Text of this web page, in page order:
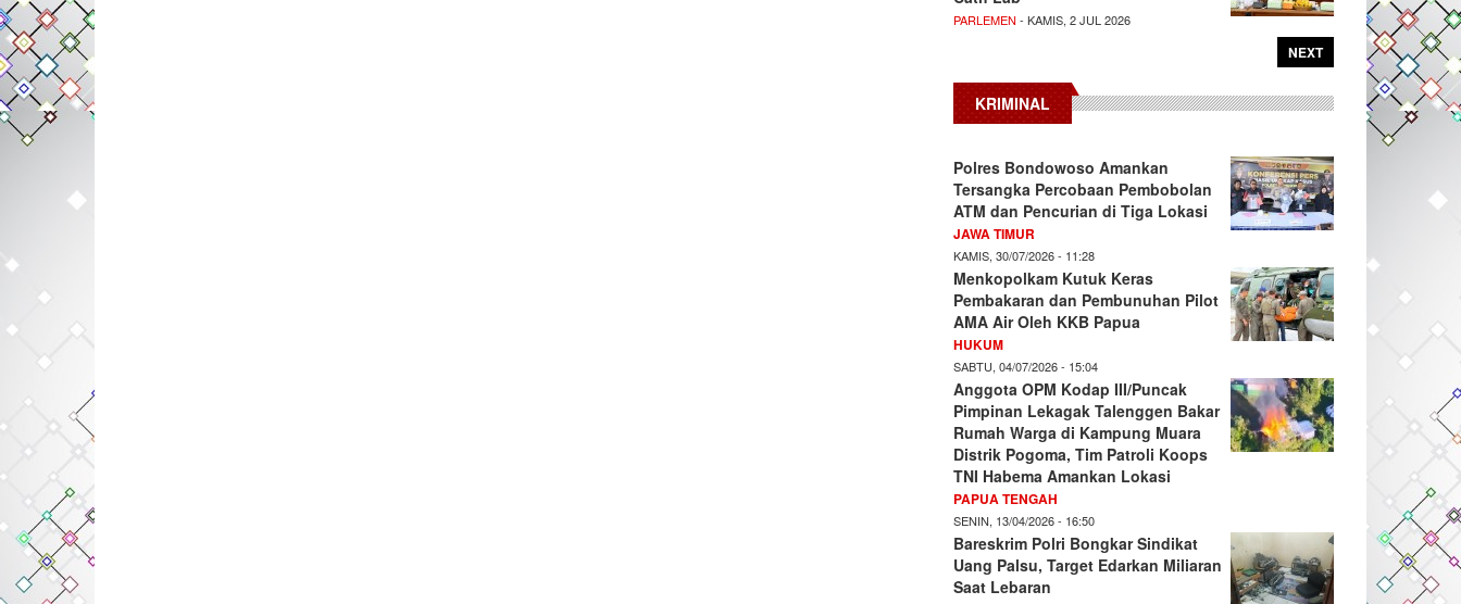
PARLEMEN - KAMIS, 2 JUL 2026
NEXT
KRIMINAL
Polres Bondowoso Amankan
Tersangka Percobaan Pembobolan
ATM dan Pencurian di Tiga Lokasi
JAWA TIMUR
KAMIS, 30/07/2026 - 11:28
Menkopolkam Kutuk Keras
Pembakaran dan Pembunuhan Pilot
AMA Air Oleh KKB Papua
HUKUM
SABTU, 04/07/2026 - 15:04
Anggota OPM Kodap III/Puncak
Pimpinan Lekagak Talenggen Bakar
Rumah Warga di Kampung Muara
Distrik Pogoma, Tim Patroli Koops
TNI Habema Amankan Lokasi
PAPUA TENGAH
SENIN, 13/04/2026 - 16:50
Bareskrim Polri Bongkar Sindikat
Uang Palsu, Target Edarkan Miliaran
Saat Lebaran